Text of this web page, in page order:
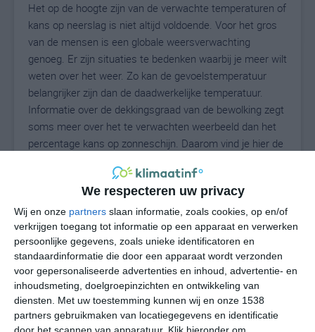
We respecteren uw privacy
Wij en onze partners slaan informatie, zoals cookies, op en/of
verkrijgen toegang tot informatie op een apparaat en verwerken
persoonlijke gegevens, zoals unieke identificatoren en
standaardinformatie die door een apparaat wordt verzonden
voor gepersonaliseerde advertenties en inhoud, advertentie- en
inhoudsmeting, doelgroepinzichten en ontwikkeling van
diensten. Met uw toestemming kunnen wij en onze 1538
partners gebruikmaken van locatiegegevens en identificatie
Het op de hoogte zijn van de verwachte temperaturen of
kans op neerslag is niet altijd voldoende. Voor het gros
van de mensen is een globale weersverwachting
genoeg. Er zijn situaties te bedenken waarbij je meer wilt
weten over het weer. Zo kan de gevoelstemperatuur
belangrijker zijn dan de daadwerkelijke temperatuur.
Informatie over de dekkingsgraad van de bewolking zegt
soms meer over het te verwachten weerbeeld dan het
percentage kans op zonneschijn. Daarom vind je hier de
23°C
undefined ma di wo